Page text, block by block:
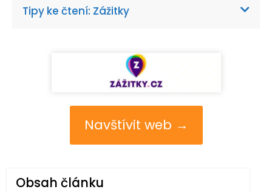
Tipy ke čtení: Zážitky
Navštívit web →
Obsah článku